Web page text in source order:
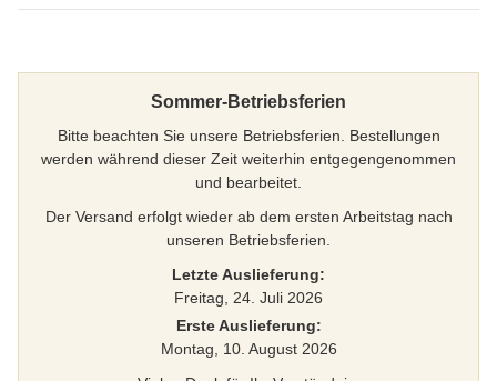
Sommer-Betriebsferien
Bitte beachten Sie unsere Betriebsferien. Bestellungen
werden während dieser Zeit weiterhin entgegengenommen
und bearbeitet.
Der Versand erfolgt wieder ab dem ersten Arbeitstag nach
unseren Betriebsferien.
Letzte Auslieferung:
Freitag, 24. Juli 2026
Erste Auslieferung:
Montag, 10. August 2026